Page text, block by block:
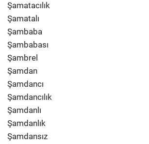
Şamatacılık
Şamatalı
Şambaba
Şambabası
Şambrel
Şamdan
Şamdancı
Şamdancılık
Şamdanlı
Şamdanlık
Şamdansız